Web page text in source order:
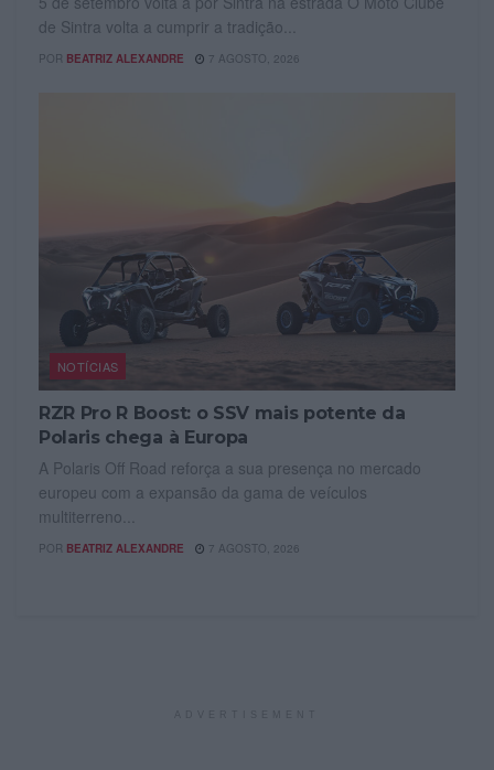
de Sintra volta a cumprir a tradição...
POR BEATRIZ ALEXANDRE 7 AGOSTO, 2026
NOTÍCIAS
RZR Pro R Boost: o SSV mais potente da
Polaris chega à Europa
A Polaris Off Road reforça a sua presença no mercado
europeu com a expansão da gama de veículos
multiterreno...
POR BEATRIZ ALEXANDRE 7 AGOSTO, 2026